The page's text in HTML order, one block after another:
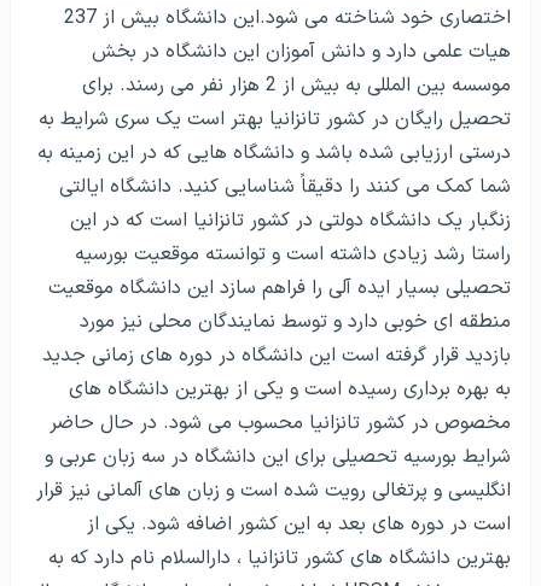
اختصاری خود شناخته می شود.این دانشگاه بیش از 237
هیات علمی دارد و دانش آموزان این دانشگاه در بخش
موسسه بین المللی به بیش از 2 هزار نفر می رسند. برای
تحصیل رایگان در کشور تانزانیا بهتر است یک سری شرایط به
درستی ارزیابی شده باشد و دانشگاه هایی که در این زمینه به
شما کمک می کنند را دقیقاً شناسایی کنید. دانشگاه ایالتی
زنگبار یک دانشگاه دولتی در کشور تانزانیا است که در این
راستا رشد زیادی داشته است و توانسته موقعیت بورسیه
تحصیلی بسیار ایده آلی را فراهم سازد این دانشگاه موقعیت
منطقه ای خوبی دارد و توسط نمایندگان محلی نیز مورد
بازدید قرار گرفته است این دانشگاه در دوره های زمانی جدید
به بهره برداری رسیده است و یکی از بهترین دانشگاه های
مخصوص در کشور تانزانیا محسوب می شود. در حال حاضر
شرایط بورسیه تحصیلی برای این دانشگاه در سه زبان عربی و
انگلیسی و پرتغالی رویت شده است و زبان های آلمانی نیز قرار
است در دوره های بعد به این کشور اضافه شود. یکی از
بهترین دانشگاه های کشور تانزانیا ، دارالسلام نام دارد که به